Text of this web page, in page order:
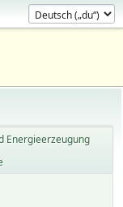
Energieerzeugung